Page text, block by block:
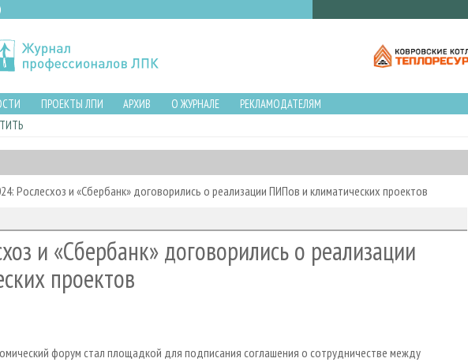
ПРОЕКТЫ ЛПИ АРХИВ О ЖУРНАЛЕ
РЕКЛАМОДАТЕЛЯМ
Рослесхоз и «Сбербанк» договорились о реализации ПИПов и климатических проектов
и «Сбербанк» договорились о реализации
проектов
форум стал площадкой для подписания соглашения о сотрудничестве между